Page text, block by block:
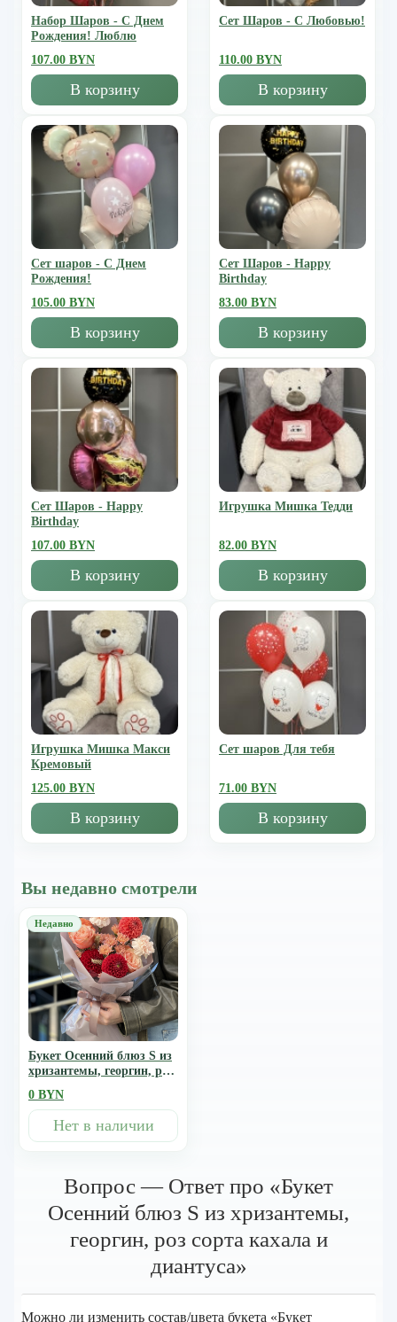
Набор Шаров - С Днем
Рождения! Люблю
107.00 BYN
В корзину
Сет Шаров - С Любовью!
110.00 BYN
В корзину
Сет шаров - С Днем
Рождения!
105.00 BYN
В корзину
Сет Шаров - Happy
Birthday
83.00 BYN
В корзину
Сет Шаров - Happy
Birthday
107.00 BYN
В корзину
Игрушка Мишка Тедди
82.00 BYN
В корзину
Игрушка Мишка Mакси
Кремовый
125.00 BYN
В корзину
Сет шаров Для тебя
71.00 BYN
В корзину
Вы недавно смотрели
Букет Осенний блюз S из
хризантемы, георгин, роз
0 BYN
Нет в наличии
Вопрос — Ответ про «Букет
Осенний блюз S из хризантемы,
георгин, роз сорта кахала и
диантуса»
Можно ли изменить состав/цвета букета «Букет